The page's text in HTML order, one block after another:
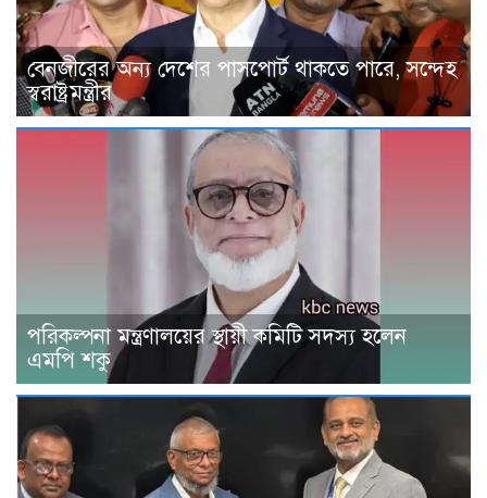
বেনজীরের অন্য দেশের পাসপোর্ট থাকতে পারে, সন্দেহ
স্বরাষ্ট্রমন্ত্রীর
পরিকল্পনা মন্ত্রণালয়ের স্থায়ী কমিটি সদস্য হলেন
এমপি শকু